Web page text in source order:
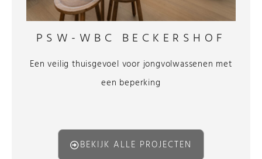
PSW-WBC BECKERSHOF
Een veilig thuisgevoel voor jongvolwassenen met
een beperking
BEKIJK ALLE PROJECTEN